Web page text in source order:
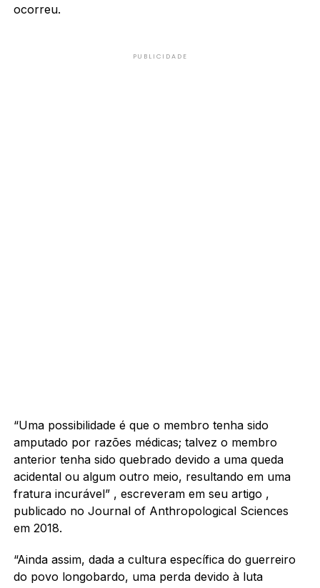
ocorreu.
PUBLICIDADE
“Uma possibilidade é que o membro tenha sido
amputado por razões médicas; talvez o membro
anterior tenha sido quebrado devido a uma queda
acidental ou algum outro meio, resultando em uma
fratura incurável” , escreveram em seu artigo ,
publicado no Journal of Anthropological Sciences
em 2018.
“Ainda assim, dada a cultura específica do guerreiro
do povo longobardo, uma perda devido à luta